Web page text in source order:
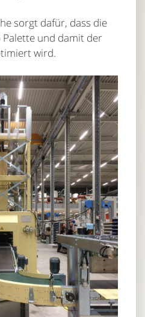
sorgt dafür, dass die
und damit der
wird.